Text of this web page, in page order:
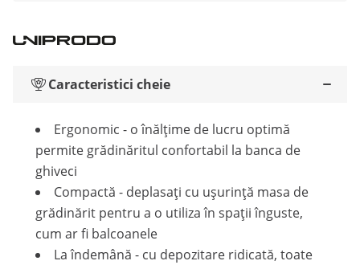
Caracteristici cheie
Ergonomic - o înălțime de lucru optimă
permite grădinăritul confortabil la banca de
ghiveci
Compactă - deplasați cu ușurință masa de
grădinărit pentru a o utiliza în spații înguste,
cum ar fi balcoanele
La îndemână - cu depozitare ridicată, toate